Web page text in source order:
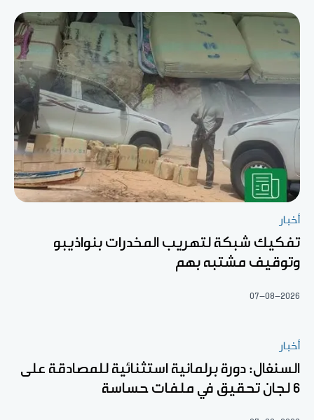
أخبار
تفكيك شبكة لتهريب المخدرات بنواذيبو
وتوقيف مشتبه بهم
07-08-2026
أخبار
السنغال: دورة برلمانية استثنائية للمصادقة على
6 لجان تحقيق في ملفات حساسة